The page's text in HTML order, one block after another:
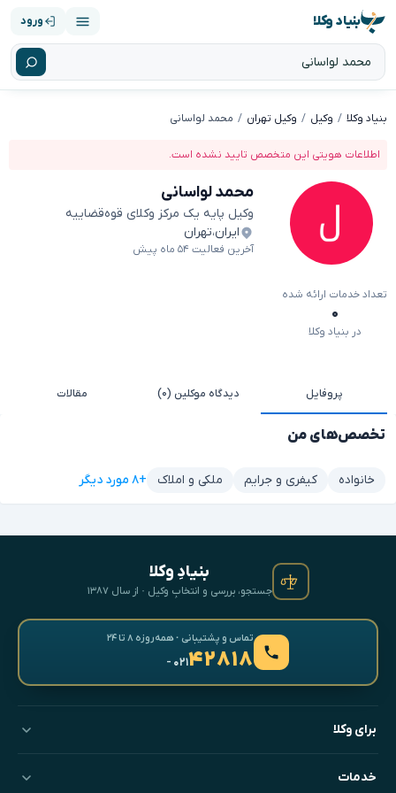
بنیاد وکلا ورود
بنیاد وکلا وکیل وکیل تهران محمد لواسانی
اطلاعات هویتی این متخصص تایید نشده است.
محمد لواسانی
وکیل پایه یک مرکز وکلای قوه‌قضاییه
ایران،تهران
آخرین فعالیت ۵۴ ماه پیش
تعداد خدمات ارائه شده
۰
در بنیاد وکلا
پروفایل دیدگاه موکلین (۰) مقالات
تخصص‌های من
خانواده کیفری و جرایم ملکی و املاک +۸ مورد دیگر
بنیادِ وکلا
جستجو، بررسی و انتخابِ وکیل · از سال ۱۳۸۷
تماس و پشتیبانی · همه‌روزه ۸ تا ۲۴
۴۲۸۱۸- ۰۲۱
برای وکلا
خدمات